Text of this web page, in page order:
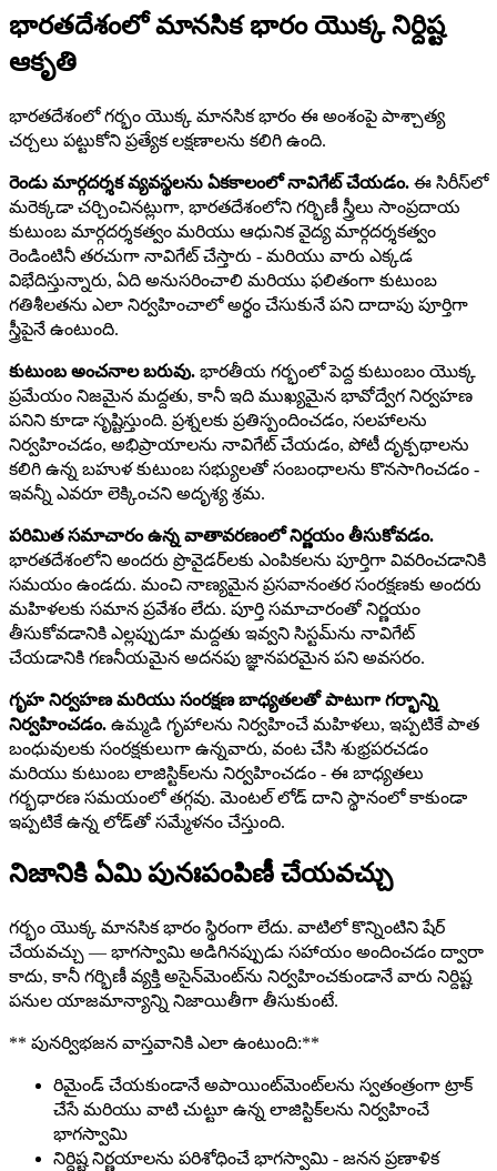
భారతదేశంలో మానసిక భారం యొక్క నిర్దిష్ట
ఆకృతి
భారతదేశంలో గర్భం యొక్క మానసిక భారం ఈ అంశంపై పాశ్చాత్య
చర్చలు పట్టుకోని ప్రత్యేక లక్షణాలను కలిగి ఉంది.
రెండు మార్గదర్శక వ్యవస్థలను ఏకకాలంలో నావిగేట్ చేయడం. ఈ సిరీస్‌లో
మరెక్కడా చర్చించినట్లుగా, భారతదేశంలోని గర్భిణీ స్త్రీలు సాంప్రదాయ
కుటుంబ మార్గదర్శకత్వం మరియు ఆధునిక వైద్య మార్గదర్శకత్వం
రెండింటినీ తరచుగా నావిగేట్ చేస్తారు - మరియు వారు ఎక్కడ
విభేదిస్తున్నారు, ఏది అనుసరించాలి మరియు ఫలితంగా కుటుంబ
గతిశీలతను ఎలా నిర్వహించాలో అర్థం చేసుకునే పని దాదాపు పూర్తిగా
స్త్రీపైనే ఉంటుంది.
కుటుంబ అంచనాల బరువు. భారతీయ గర్భంలో పెద్ద కుటుంబం యొక్క
ప్రమేయం నిజమైన మద్దతు, కానీ ఇది ముఖ్యమైన భావోద్వేగ నిర్వహణ
పనిని కూడా సృష్టిస్తుంది. ప్రశ్నలకు ప్రతిస్పందించడం, సలహాలను
నిర్వహించడం, అభిప్రాయాలను నావిగేట్ చేయడం, పోటీ దృక్పథాలను
కలిగి ఉన్న బహుళ కుటుంబ సభ్యులతో సంబంధాలను కొనసాగించడం -
ఇవన్నీ ఎవరూ లెక్కించని అదృశ్య శ్రమ.
పరిమిత సమాచారం ఉన్న వాతావరణంలో నిర్ణయం తీసుకోవడం.
భారతదేశంలోని అందరు ప్రొవైడర్‌లకు ఎంపికలను పూర్తిగా వివరించడానికి
సమయం ఉండదు. మంచి నాణ్యమైన ప్రసవానంతర సంరక్షణకు అందరు
మహిళలకు సమాన ప్రవేశం లేదు. పూర్తి సమాచారంతో నిర్ణయం
తీసుకోవడానికి ఎల్లప్పుడూ మద్దతు ఇవ్వని సిస్టమ్‌ను నావిగేట్
చేయడానికి గణనీయమైన అదనపు జ్ఞానపరమైన పని అవసరం.
గృహ నిర్వహణ మరియు సంరక్షణ బాధ్యతలతో పాటుగా గర్భాన్ని
నిర్వహించడం. ఉమ్మడి గృహాలను నిర్వహించే మహిళలు, ఇప్పటికే పాత
బంధువులకు సంరక్షకులుగా ఉన్నవారు, వంట చేసి శుభ్రపరచడం
మరియు కుటుంబ లాజిస్టిక్‌లను నిర్వహించడం - ఈ బాధ్యతలు
గర్భధారణ సమయంలో తగ్గవు. మెంటల్ లోడ్ దాని స్థానంలో కాకుండా
ఇప్పటికే ఉన్న లోడ్‌తో సమ్మేళనం చేస్తుంది.
నిజానికి ఏమి పునఃపంపిణీ చేయవచ్చు
గర్భం యొక్క మానసిక భారం స్థిరంగా లేదు. వాటిలో కొన్నింటిని షేర్
చేయవచ్చు — భాగస్వామి అడిగినప్పుడు సహాయం అందించడం ద్వారా
కాదు, కానీ గర్భిణీ వ్యక్తి అసైన్‌మెంట్‌ను నిర్వహించకుండానే వారు నిర్దిష్ట
పనుల యాజమాన్యాన్ని నిజాయితీగా తీసుకుంటే.
** పునర్విభజన వాస్తవానికి ఎలా ఉంటుంది:**
రిమైండ్ చేయకుండానే అపాయింట్‌మెంట్‌లను స్వతంత్రంగా ట్రాక్
చేసే మరియు వాటి చుట్టూ ఉన్న లాజిస్టిక్‌లను నిర్వహించే
భాగస్వామి
నిర్దిష్ట నిర్ణయాలను పరిశోధించే భాగస్వామి - జనన ప్రణాళిక